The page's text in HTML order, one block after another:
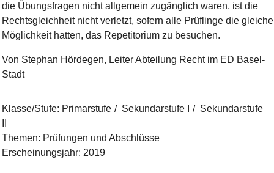
die Übungsfragen nicht allgemein zugänglich waren, ist die
Rechtsgleichheit nicht verletzt, sofern alle Prüflinge die gleiche
Möglichkeit hatten, das Repetitorium zu besuchen.
Von Stephan Hördegen, Leiter Abteilung Recht im ED Basel-
Stadt
Klasse/Stufe: Primarstufe Sekundarstufe I
Sekundarstufe
Themen: Prüfungen und Abschlüsse
Erscheinungsjahr: 2019